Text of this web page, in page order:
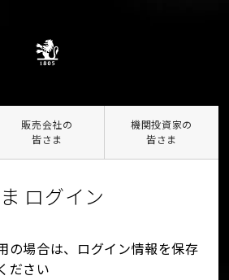
販売会社の
皆さま
機関投資家の
皆さま
ログイン
の場合は、ログイン情報を保存
ださい